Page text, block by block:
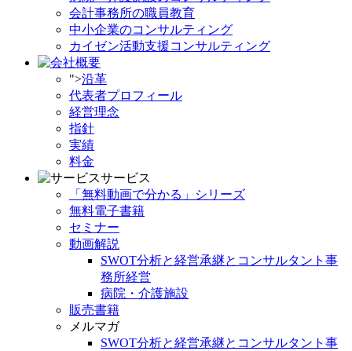
会計事務所の職員教育
中小企業のコンサルティング
カイゼン活動支援コンサルティング
">沿革
代表者プロフィール
経営理念
指針
実績
料金
サービス
「無料動画で分かる」シリーズ
無料電子書籍
セミナー
動画解説
SWOT分析と経営承継とコンサルタント事
務所経営
病院・介護施設
販売書籍
メルマガ
SWOT分析と経営承継とコンサルタント事